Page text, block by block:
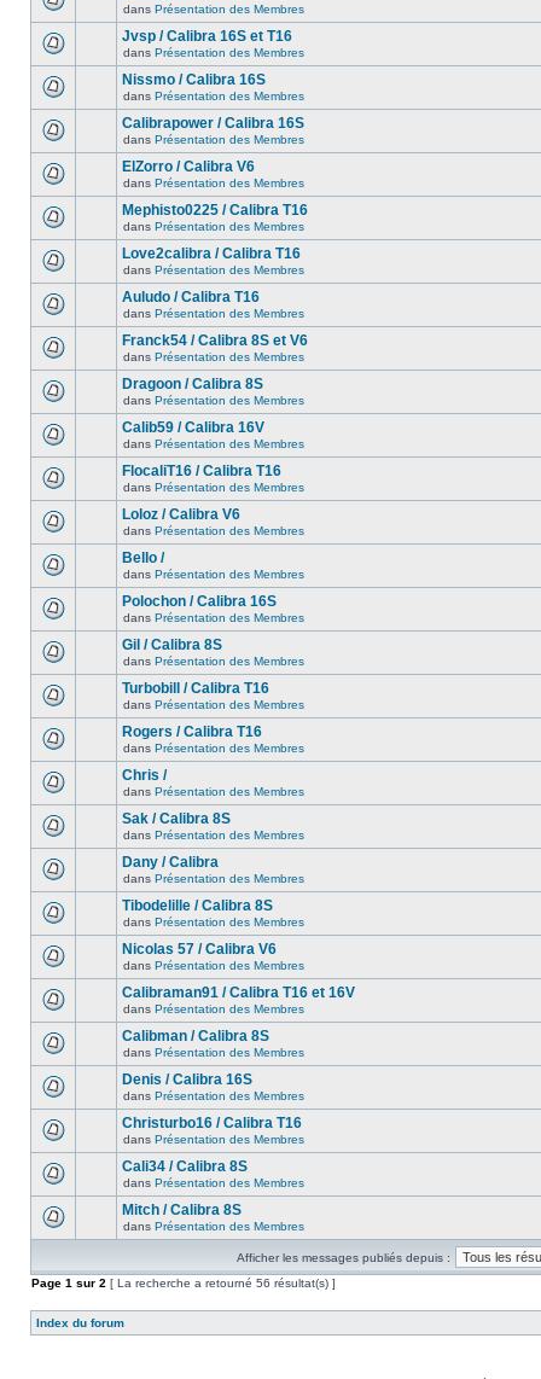
dans Présentation des Membres
Jvsp / Calibra 16S et T16
dans Présentation des Membres
Nissmo / Calibra 16S
dans Présentation des Membres
Calibrapower / Calibra 16S
dans Présentation des Membres
ElZorro / Calibra V6
dans Présentation des Membres
Mephisto0225 / Calibra T16
dans Présentation des Membres
Love2calibra / Calibra T16
dans Présentation des Membres
Auludo / Calibra T16
dans Présentation des Membres
Franck54 / Calibra 8S et V6
dans Présentation des Membres
Dragoon / Calibra 8S
dans Présentation des Membres
Calib59 / Calibra 16V
dans Présentation des Membres
FlocaliT16 / Calibra T16
dans Présentation des Membres
Loloz / Calibra V6
dans Présentation des Membres
Bello /
dans Présentation des Membres
Polochon / Calibra 16S
dans Présentation des Membres
Gil / Calibra 8S
dans Présentation des Membres
Turbobill / Calibra T16
dans Présentation des Membres
Rogers / Calibra T16
dans Présentation des Membres
Chris /
dans Présentation des Membres
Sak / Calibra 8S
dans Présentation des Membres
Dany / Calibra
dans Présentation des Membres
Tibodelille / Calibra 8S
dans Présentation des Membres
Nicolas 57 / Calibra V6
dans Présentation des Membres
Calibraman91 / Calibra T16 et 16V
dans Présentation des Membres
Calibman / Calibra 8S
dans Présentation des Membres
Denis / Calibra 16S
dans Présentation des Membres
Christurbo16 / Calibra T16
dans Présentation des Membres
Cali34 / Calibra 8S
dans Présentation des Membres
Mitch / Calibra 8S
dans Présentation des Membres
Afficher les messages publiés depuis :
Page 1 sur 2 [ La recherche a retourné 56 résultat(s) ]
Index du forum